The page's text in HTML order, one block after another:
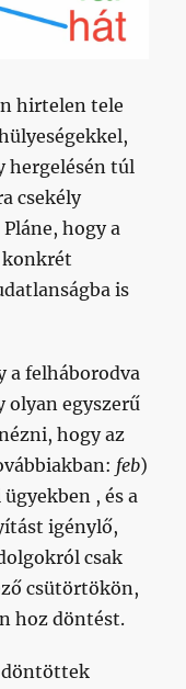
hirtelen tele
hergelésén túl
csekély
hogy a
konkrét
is
a felháborodva
olyan egyszerű
hogy az
feb)
, és a
igénylő,
csak
csütörtökön,
hoz döntést.
döntöttek